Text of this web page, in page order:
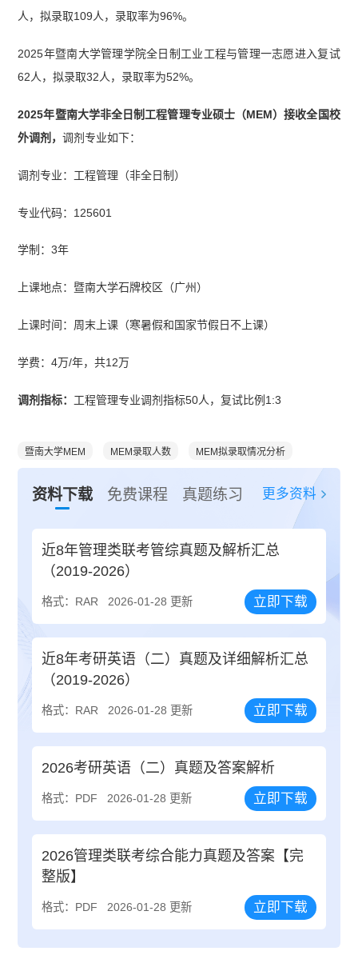
人，拟录取109人，录取率为96%。
2025年暨南大学管理学院全日制工业工程与管理一志愿进入复试
62人，拟录取32人，录取率为52%。
2025年暨南大学非全日制工程管理专业硕士（MEM）接收全国校
外调剂，调剂专业如下：
调剂专业：工程管理（非全日制）
专业代码：125601
学制：3年
上课地点：暨南大学石牌校区（广州）
上课时间：周末上课（寒暑假和国家节假日不上课）
学费：4万/年，共12万
调剂指标： 工程管理专业调剂指标50人，复试比例1:3
暨南大学MEM MEM录取人数 MEM拟录取情况分析
资料下载 免费课程 真题练习 更多资料
近8年管理类联考管综真题及解析汇总
（2019-2026）
格式：RAR 2026-01-28 更新 立即下载
近8年考研英语（二）真题及详细解析汇总
（2019-2026）
格式：RAR 2026-01-28 更新 立即下载
2026考研英语（二）真题及答案解析
格式：PDF 2026-01-28 更新 立即下载
2026管理类联考综合能力真题及答案【完
整版】
格式：PDF 2026-01-28 更新 立即下载